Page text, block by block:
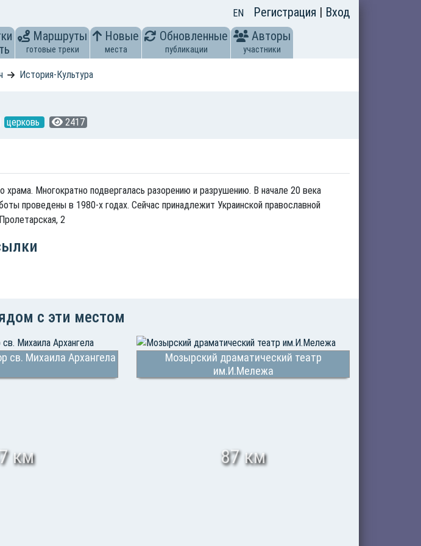
EN Регистрация | Вход
Маршруты
готовые треки
Новые
места
Обновленные
публикации
Авторы
участники
История-Культура
церковь 2417
Многократно подвергалась разорению и разрушению. В начале 20 века
проведены в 1980-х годах. Сейчас принадлежит Украинской православной
2
с эти местом
св. Михаила Архангела
км
Мозырский драматический театр
им.И.Мележа
87 км